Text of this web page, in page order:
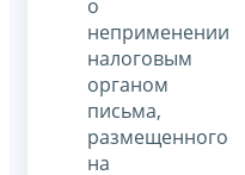
о
неприменении
налоговым
органом
письма,
размещенного
на